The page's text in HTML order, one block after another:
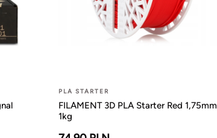
PLA STARTER
FILAMENT 3D PLA Starter Red 1,75mm
1kg